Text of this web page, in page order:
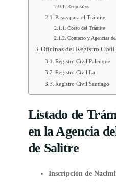
Requisitos
Pasos para el Trámite
Costo del Trámite
Contacto y Agencias
Oficinas del Registro
Registro Civil Palenque
Registro Civil La
Registro Civil Santiago
Listado de
en la Agencia
de Salitre
Inscripción de